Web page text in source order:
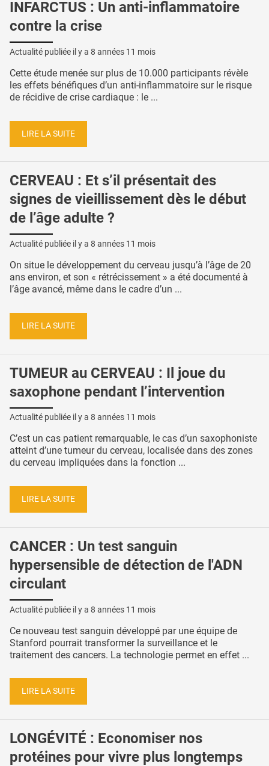
INFARCTUS : Un anti-inflammatoire
contre la crise
Actualité publiée il y a 8 années 11 mois
Cette étude menée sur plus de 10.000 participants révèle
les effets bénéfiques d’un anti-inflammatoire sur le risque
de récidive de crise cardiaque : le ...
LIRE LA SUITE
CERVEAU : Et s’il présentait des
signes de vieillissement dès le début
de l’âge adulte ?
Actualité publiée il y a 8 années 11 mois
On situe le développement du cerveau jusqu’à l’âge de 20
ans environ, et son « rétrécissement » a été documenté à
l’âge avancé, même dans le cadre d’un ...
LIRE LA SUITE
TUMEUR au CERVEAU : Il joue du
saxophone pendant l’intervention
Actualité publiée il y a 8 années 11 mois
C’est un cas patient remarquable, le cas d’un saxophoniste
atteint d’une tumeur du cerveau, localisée dans des zones
du cerveau impliquées dans la fonction ...
LIRE LA SUITE
CANCER : Un test sanguin
hypersensible de détection de l'ADN
circulant
Actualité publiée il y a 8 années 11 mois
Ce nouveau test sanguin développé par une équipe de
Stanford pourrait transformer la surveillance et le
traitement des cancers. La technologie permet en effet ...
LIRE LA SUITE
LONGÉVITÉ : Economiser nos
protéines pour vivre plus longtemps